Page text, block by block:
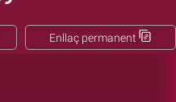
Enllaç permanent